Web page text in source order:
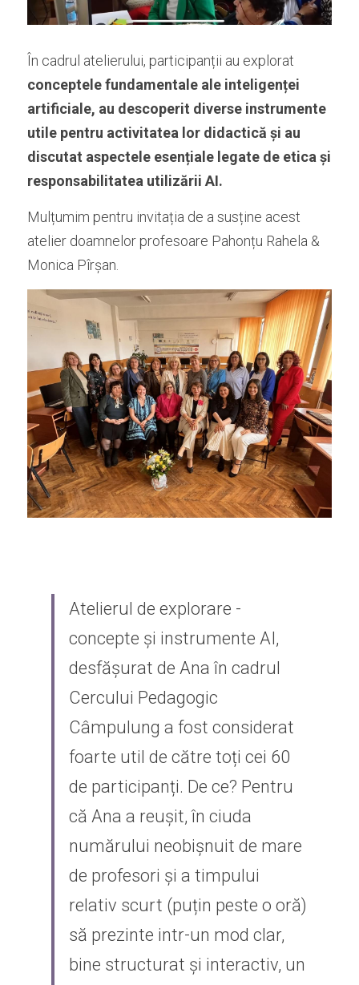
conceptele fundamentale ale inteligenței
artificiale, au descoperit diverse instrumente
utile pentru activitatea lor didactică și au
discutat aspectele esențiale legate de etica și
responsabilitatea utilizării AI.
Mulțumim pentru invitația de a susține acest
atelier doamnelor profesoare Pahonțu Rahela &
Monica Pîrșan.
Atelierul de explorare -
concepte și instrumente AI,
desfășurat de Ana în cadrul
Cercului Pedagogic
Câmpulung a fost considerat
foarte util de către toți cei 60
de participanți. De ce? Pentru
că Ana a reușit, în ciuda
numărului neobișnuit de mare
de profesori și a timpului
relativ scurt (puțin peste o oră)
să prezinte intr-un mod clar,
bine structurat și interactiv, un